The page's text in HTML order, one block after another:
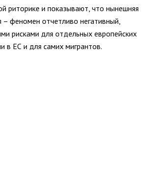
риторике и показывают, что нынешняя
– феномен отчетливо негативный,
рисками для отдельных европейских
в ЕС и для самих мигрантов.